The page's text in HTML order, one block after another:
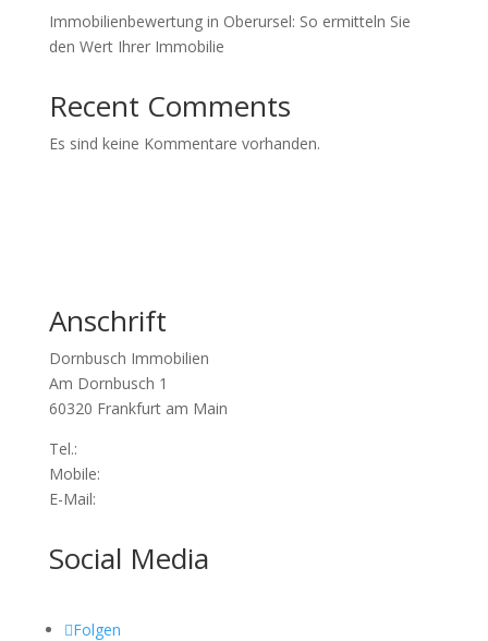
Immobilienbewertung in Oberursel: So ermitteln Sie
den Wert Ihrer Immobilie
Recent Comments
Es sind keine Kommentare vorhanden.
Anschrift
Dornbusch Immobilien
Am Dornbusch 1
60320 Frankfurt am Main
Tel.:
Mobile:
E-Mail:
Social Media
Folgen